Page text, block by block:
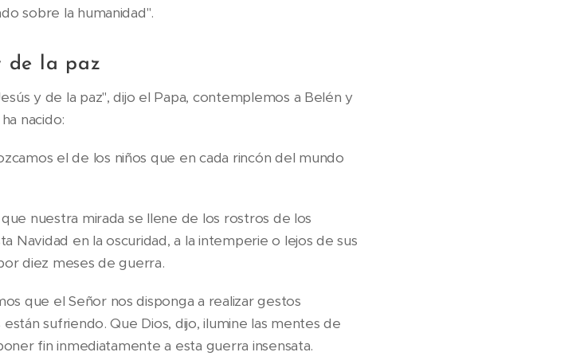
sobre la humanidad".
de la paz
y de la paz", dijo el Papa, contemplemos a Belén y
nacido:
el de los niños que en cada rincón del mundo
nuestra mirada se llene de los rostros de los
Navidad en la oscuridad, a la intemperie o lejos de sus
diez meses de guerra.
que el Señor nos disponga a realizar gestos
sufriendo. Que Dios, dijo, ilumine las mentes de
fin inmediatamente a esta guerra insensata.